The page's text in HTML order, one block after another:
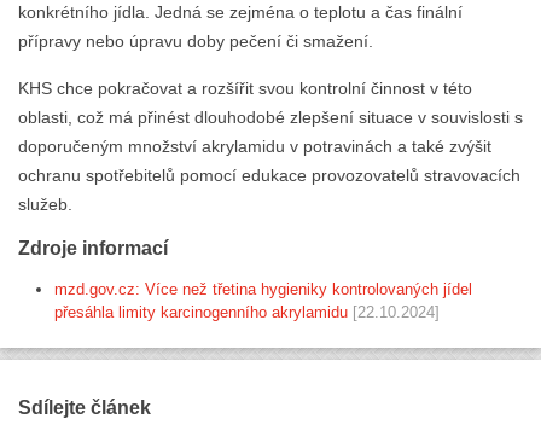
konkrétního jídla. Jedná se zejména o teplotu a čas finální
přípravy nebo úpravu doby pečení či smažení.
KHS chce pokračovat a rozšířit svou kontrolní činnost v této
oblasti, což má přinést dlouhodobé zlepšení situace v souvislosti s
doporučeným množství akrylamidu v potravinách a také zvýšit
ochranu spotřebitelů pomocí edukace provozovatelů stravovacích
služeb.
Zdroje informací
mzd.gov.cz: Více než třetina hygieniky kontrolovaných jídel
přesáhla limity karcinogenního akrylamidu [22.10.2024]
Sdílejte článek